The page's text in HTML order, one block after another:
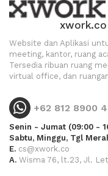
xwork.co
Website dan Aplikasi
meeting, kantor, ruang
Tersedia ribuan ruang
virtual office, dan
+62 812 8900
Senin - Jumat (09:00 -
Sabtu, Minggu, Tgl
E. cs@xwork.co
A. Wisma 76, lt.23, Jl.